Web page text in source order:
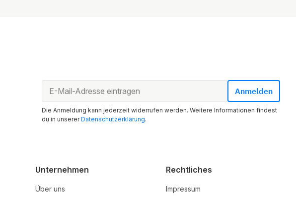
Die Anmeldung kann jederzeit widerrufen werden. Weitere Informationen findest
du in unsererDatenschutzerklärung.
Unternehmen
Über uns
Rechtliches
Impressum